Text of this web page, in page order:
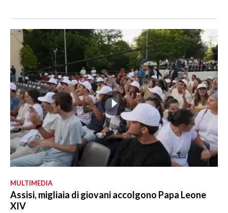
MULTIMEDIA
Assisi, migliaia di giovani accolgono Papa Leone
XIV